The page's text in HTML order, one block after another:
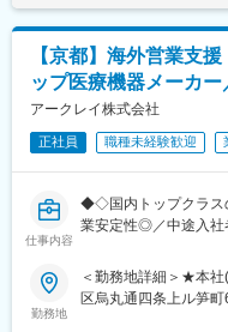
理リーダーとしてプ
に従事して頂きます。
・創薬のアイデアを
・in vitro及びin vivo薬
・薬理試験を実施又
を立案する
・研究開発計画書、
■戦略・ビジョン：
製薬会社になること
カ・カナダにおいて共
【京都】海外営業支
ップ医療機器メーカ
アークレイ株式会社
正社員 職種未経験歓迎
仕事内容
◆◇国内トップクラス
業安定性◎／中途入社
り◆◇
勤務地
＜勤務地詳細＞★本
区烏丸通四条上ル笋